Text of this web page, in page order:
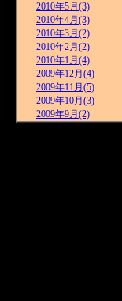
2010年5月(3)
2010年4月(3)
2010年3月(2)
2010年2月(2)
2010年1月(4)
2009年12月(4)
2009年11月(5)
2009年10月(3)
2009年9月(2)